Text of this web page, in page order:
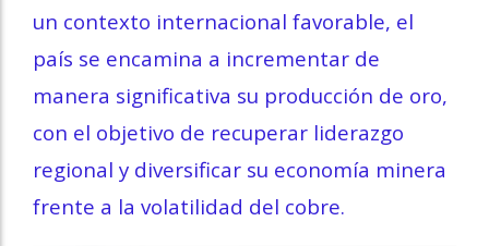
un contexto internacional favorable, el
país se encamina a incrementar de
manera significativa su producción de oro,
con el objetivo de recuperar liderazgo
regional y diversificar su economía minera
frente a la volatilidad del cobre.